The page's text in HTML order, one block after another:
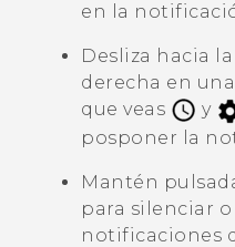
en la
Desliza hacia
derecha en
que veas
y
posponer la
Mantén
para silenciar
notificaciones